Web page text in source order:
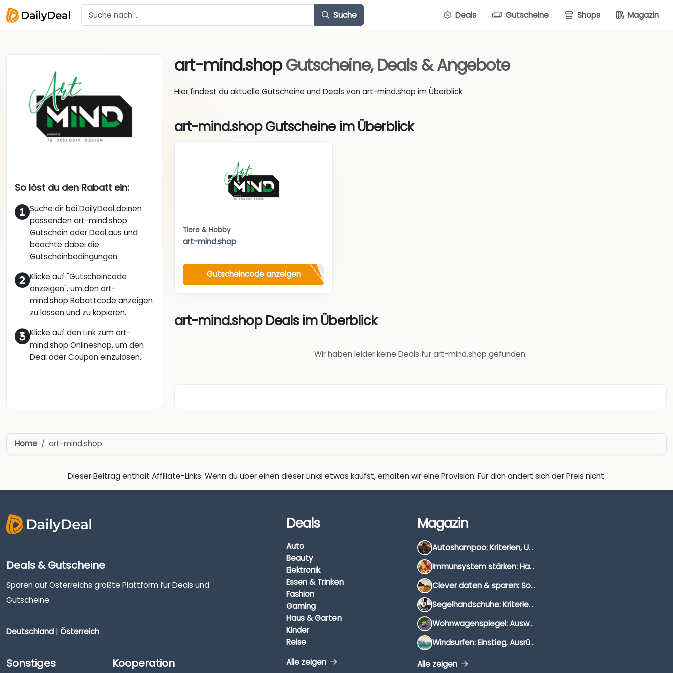
Suche Deals Gutscheine Shops Magazin
So löst du den Rabatt ein:
Suche dir bei DailyDeal deinen
passenden art-mind.shop
Gutschein oder Deal aus und
beachte dabei die
Gutscheinbedingungen.
Klicke auf "Gutscheincode
anzeigen", um den art-
mind.shop Rabattcode anzeigen
zu lassen und zu kopieren.
Klicke auf den Link zum art-
mind.shop Onlineshop, um den
Deal oder Coupon einzulösen.
art-mind.shopGutscheine, Deals & Angebote
Hier findest du aktuelle Gutscheine und Deals von art-mind.shop im Überblick.
art-mind.shop Gutscheine im Überblick
Tiere & Hobby
art-mind.shop
Gutscheincode anzeigen
art-mind.shop Deals im Überblick
Wir haben leider keine Deals für art-mind.shop gefunden.
Home art-mind.shop
Dieser Beitrag enthält Affiliate-Links. Wenn du über einen dieser Links etwas kaufst, erhalten wir eine Provision. Für dich ändert sich der Preis nicht.
Deals & Gutscheine
Sparen auf Österreichs größte Plattform für Deals und
Gutscheine.
Deutschland | Österreich
Sonstiges Kooperation
Deals
Auto
Beauty
Elektronik
Essen & Trinken
Fashion
Gaming
Haus & Garten
Kinder
Reise
Alle zeigen
Magazin
Autoshampoo: Kriterien, Unterschiede & Anwendung
Immunsystem stärken: Hausmittel, Vitamine & Wissenswertes
Clever daten & sparen: So findest du die besten Deals für Dates und Unternehmungen
Segelhandschuhe: Kriterien, Materialien & Tipps
Wohnwagenspiegel: Auswahl, Preise & Montage
Windsurfen: Einstieg, Ausrüstung & Tipps
Alle zeigen